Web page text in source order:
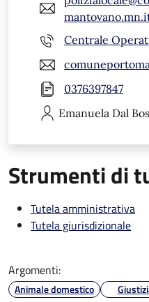
Centrale
0376397847
Emanuela Dal
Strumenti di
Tutela amministrativa
Tutela giurisdizionale
Argomenti:
Animale domestico